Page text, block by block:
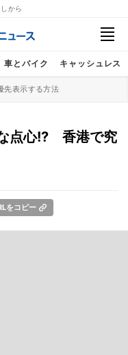
から
車とバイク キャッシュレス
先表示する方法
点心!? 香港で究
をコピー